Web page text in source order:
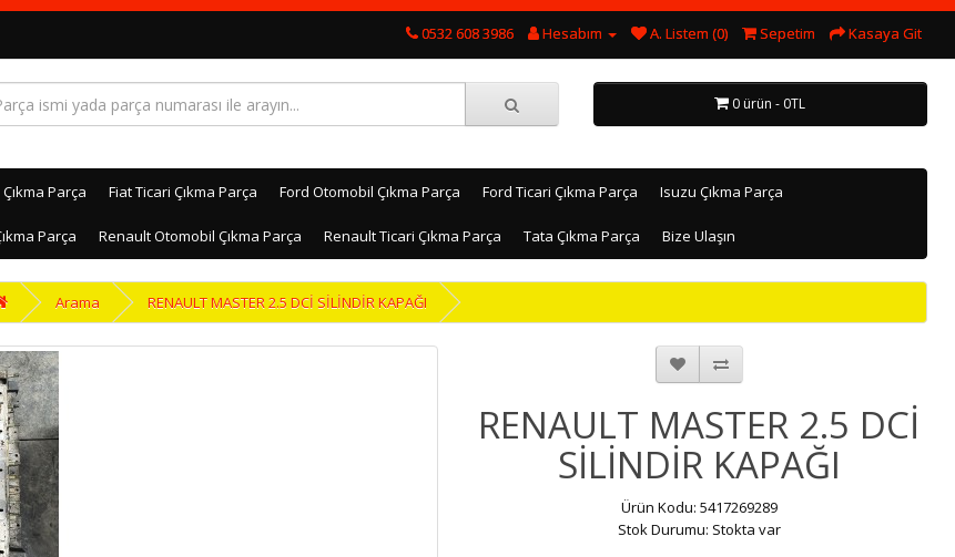
0532 608 3986 Hesabım A. Listem (0) Sepetim Kasaya Git
0 ürün - 0TL
Parça Fiat Ticari Çıkma Parça Ford Otomobil Çıkma Parça Ford Ticari Çıkma Parça Isuzu Çıkma Parça
Parça Renault Otomobil Çıkma Parça Renault Ticari Çıkma Parça Tata Çıkma Parça Bize Ulaşın
Arama RENAULT MASTER 2.5 DCİ SİLİNDİR KAPAĞI
RENAULT MASTER 2.5 DCİ
SİLİNDİR KAPAĞI
Ürün Kodu: 5417269289
Stok Durumu: Stokta var